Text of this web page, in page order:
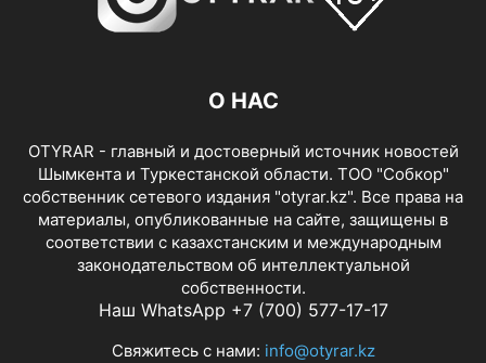
О НАС
OTYRAR - главный и достоверный источник новостей
Шымкента и Туркестанской области. ТОО "Собкор"
собственник сетевого издания "otyrar.kz". Все права на
материалы, опубликованные на сайте, защищены в
соответствии с казахстанским и международным
законодательством об интеллектуальной
собственности.
Наш WhatsApp +7 (700) 577-17-17
Свяжитесь с нами: info@otyrar.kz